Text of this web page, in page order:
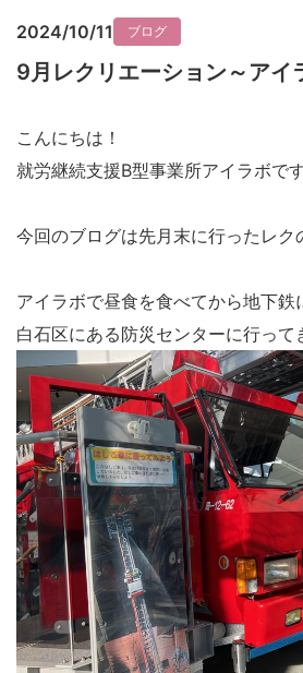
2024/10/11 ブログ
9月レクリエーション～アイ
こんにちは！
就労継続支援B型事業所アイラボで
今回のブログは先月末に行ったレク
アイラボで昼食を食べてから地下鉄
白石区にある防災センターに行って